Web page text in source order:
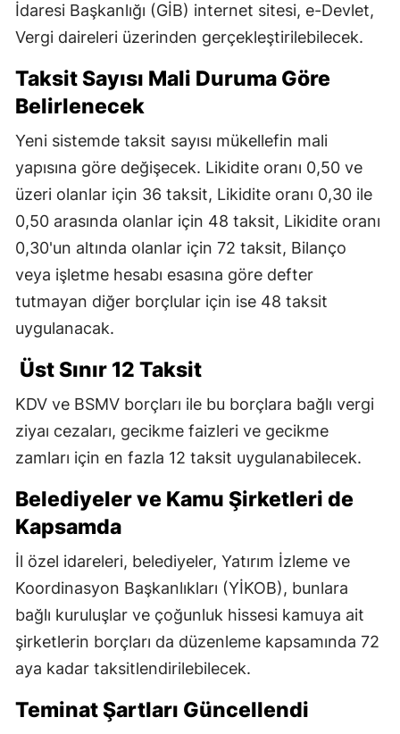
İdaresi Başkanlığı (GİB) internet sitesi, e-Devlet,
Vergi daireleri üzerinden gerçekleştirilebilecek.
Taksit Sayısı Mali Duruma Göre
Belirlenecek
Yeni sistemde taksit sayısı mükellefin mali
yapısına göre değişecek. Likidite oranı 0,50 ve
üzeri olanlar için 36 taksit, Likidite oranı 0,30 ile
0,50 arasında olanlar için 48 taksit, Likidite oranı
0,30'un altında olanlar için 72 taksit, Bilanço
veya işletme hesabı esasına göre defter
tutmayan diğer borçlular için ise 48 taksit
uygulanacak.
Üst Sınır 12 Taksit
KDV ve BSMV borçları ile bu borçlara bağlı vergi
ziyaı cezaları, gecikme faizleri ve gecikme
zamları için en fazla 12 taksit uygulanabilecek.
Belediyeler ve Kamu Şirketleri de
Kapsamda
İl özel idareleri, belediyeler, Yatırım İzleme ve
Koordinasyon Başkanlıkları (YİKOB), bunlara
bağlı kuruluşlar ve çoğunluk hissesi kamuya ait
şirketlerin borçları da düzenleme kapsamında 72
aya kadar taksitlendirilebilecek.
Teminat Şartları Güncellendi